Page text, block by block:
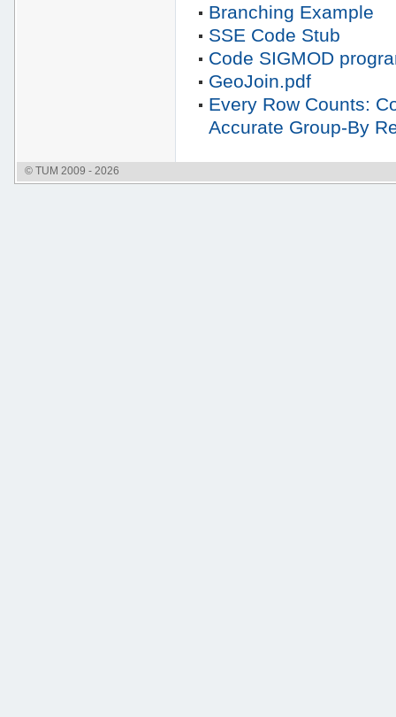
Branching Example
SSE Code Stub
Code SIGMOD
GeoJoin.pdf
Every Row Counts:
Accurate Group-By
© TUM 2009 - 2026